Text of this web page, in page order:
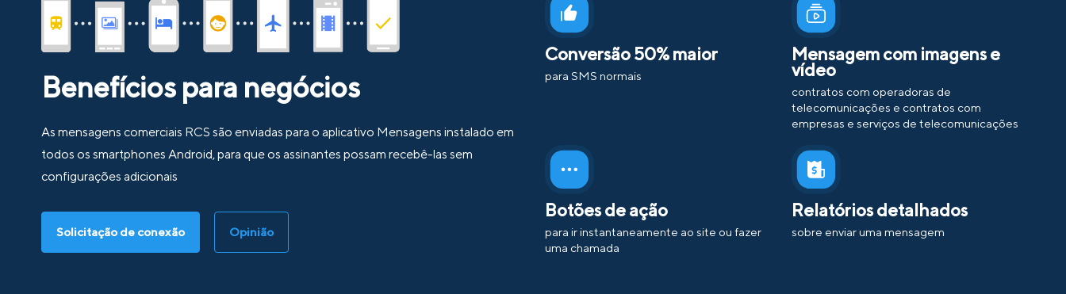
Benefícios para negócios
As mensagens comerciais RCS são enviadas para o aplicativo Mensagens instalado em
todos os smartphones Android, para que os assinantes possam recebê-las sem
configurações adicionais
Solicitação de conexão Opinião
Conversão 50% maior
para SMS normais
Mensagem com imagens e
vídeo
contratos com operadoras de
telecomunicações e contratos com
empresas e serviços de telecomunicações
Botões de ação
para ir instantaneamente ao site ou fazer
uma chamada
Relatórios detalhados
sobre enviar uma mensagem